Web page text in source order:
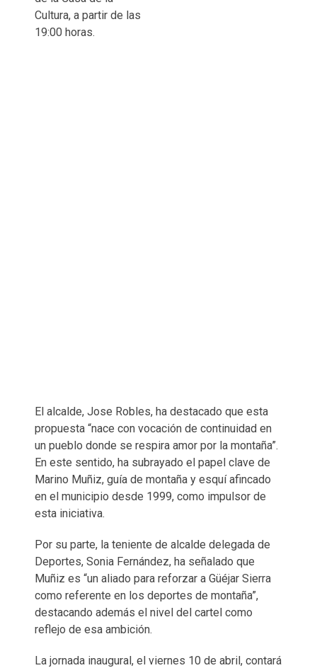
Cultura, a partir de las
19:00 horas.
El alcalde, Jose Robles, ha destacado que esta
propuesta “nace con vocación de continuidad en
un pueblo donde se respira amor por la montaña”.
En este sentido, ha subrayado el papel clave de
Marino Muñiz, guía de montaña y esquí afincado
en el municipio desde 1999, como impulsor de
esta iniciativa.
Por su parte, la teniente de alcalde delegada de
Deportes, Sonia Fernández, ha señalado que
Muñiz es “un aliado para reforzar a Güéjar Sierra
como referente en los deportes de montaña”,
destacando además el nivel del cartel como
reflejo de esa ambición.
La jornada inaugural, el viernes 10 de abril, contará